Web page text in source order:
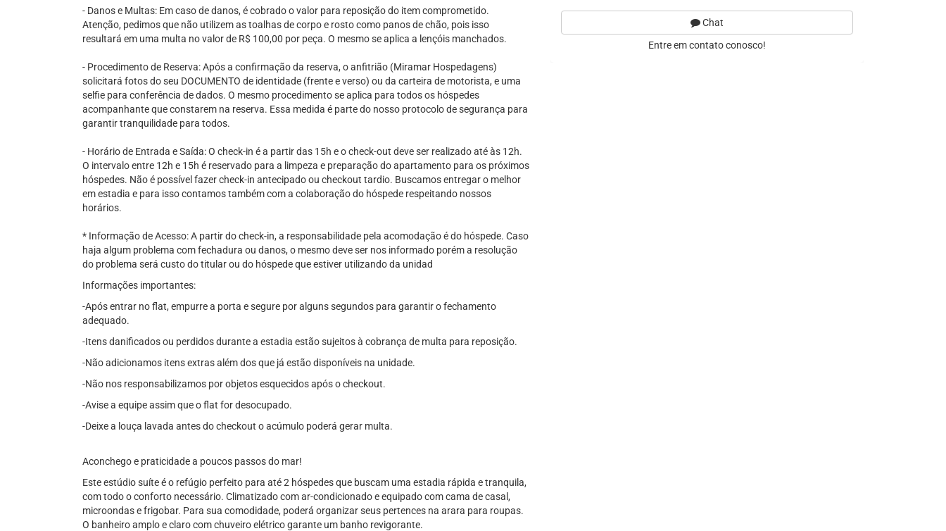
- Danos e Multas: Em caso de danos, é cobrado o valor para reposição do item comprometido.
Atenção, pedimos que não utilizem as toalhas de corpo e rosto como panos de chão, pois isso
resultará em uma multa no valor de R$ 100,00 por peça. O mesmo se aplica a lençóis manchados.
- Procedimento de Reserva: Após a confirmação da reserva, o anfitrião (Miramar Hospedagens)
solicitará fotos do seu DOCUMENTO de identidade (frente e verso) ou da carteira de motorista, e uma
selfie para conferência de dados. O mesmo procedimento se aplica para todos os hóspedes
acompanhante que constarem na reserva. Essa medida é parte do nosso protocolo de segurança para
garantir tranquilidade para todos.
- Horário de Entrada e Saída: O check-in é a partir das 15h e o check-out deve ser realizado até às 12h.
O intervalo entre 12h e 15h é reservado para a limpeza e preparação do apartamento para os próximos
hóspedes. Não é possível fazer check-in antecipado ou checkout tardio. Buscamos entregar o melhor
em estadia e para isso contamos também com a colaboração do hóspede respeitando nossos
horários.
* Informação de Acesso: A partir do check-in, a responsabilidade pela acomodação é do hóspede. Caso
haja algum problema com fechadura ou danos, o mesmo deve ser nos informado porém a resolução
do problema será custo do titular ou do hóspede que estiver utilizando da unidad
Informações importantes:
-Após entrar no flat, empurre a porta e segure por alguns segundos para garantir o fechamento
adequado.
-Itens danificados ou perdidos durante a estadia estão sujeitos à cobrança de multa para reposição.
-Não adicionamos itens extras além dos que já estão disponíveis na unidade.
-Não nos responsabilizamos por objetos esquecidos após o checkout.
-Avise a equipe assim que o flat for desocupado.
-Deixe a louça lavada antes do checkout o acúmulo poderá gerar multa.
Aconchego e praticidade a poucos passos do mar!
Este estúdio suíte é o refúgio perfeito para até 2 hóspedes que buscam uma estadia rápida e tranquila,
com todo o conforto necessário. Climatizado com ar-condicionado e equipado com cama de casal,
microondas e frigobar. Para sua comodidade, poderá organizar seus pertences na arara para roupas.
O banheiro amplo e claro com chuveiro elétrico garante um banho revigorante.
Chat
Entre em contato conosco!